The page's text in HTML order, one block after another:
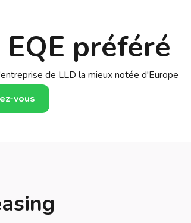
préféré
de LLD la mieux notée d'Europe
vous